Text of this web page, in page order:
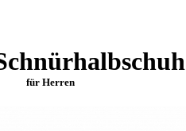
für Herren